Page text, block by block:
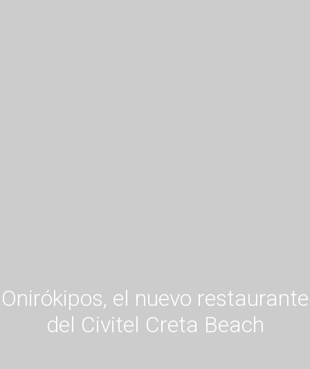
Onirókipos, el nuevo restaurante
del Civitel Creta Beach